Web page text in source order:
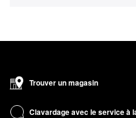
Trouver un magasin
Clavardage avec le service à